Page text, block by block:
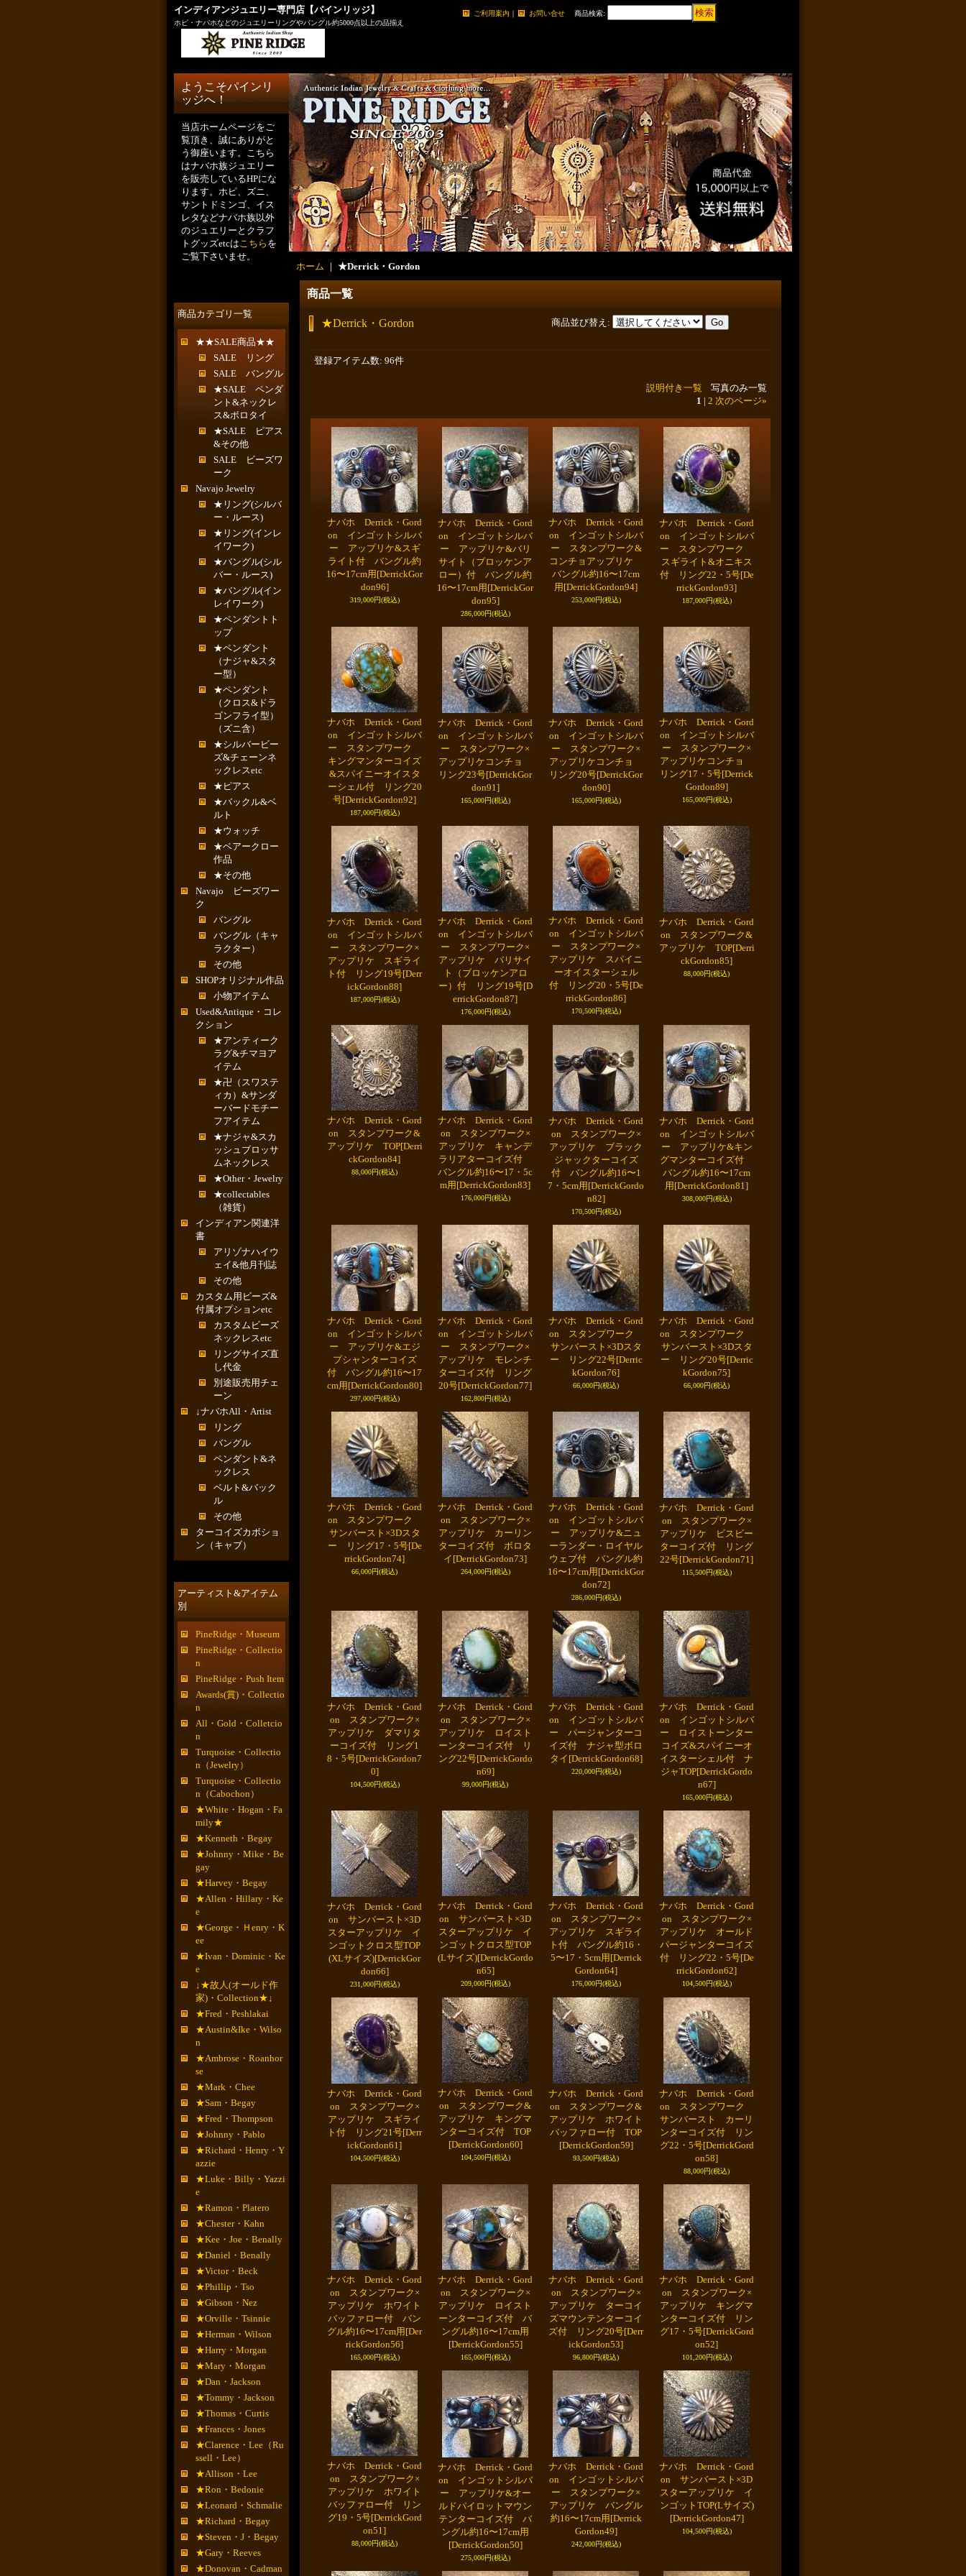
インディアンジュエリー専門店【パインリッジ】
ホピ・ナバホなどのジュエリーリングやバングル約5000点以上の品揃え
ご利用案内 ｜ お問い合せ 商品検索:
ようこそパインリ
ッジへ！
当店ホームページをご
覧頂き、誠にありがと
う御座います。こちら
はナバホ族ジュエリー
を販売しているHPにな
ります。ホピ、ズニ、
サントドミンゴ、イス
レタなどナバホ族以外
のジュエリーとクラフ
トグッズetcはこちら を
ご覧下さいませ。
商品カテゴリ一覧
★★SALE商品★★
SALE リング
SALE バングル
★SALE ペンダ
ント&ネックレ
ス&ボロタイ
★SALE ピアス
&その他
SALE ビーズワ
ーク
Navajo Jewelry
★リング(シルバ
ー・ルース)
★リング(インレ
イワーク)
★バングル(シル
バー・ルース)
★バングル(イン
レイワーク)
★ペンダントト
ップ
★ペンダント
（ナジャ&スタ
ー型）
★ペンダント
（クロス&ドラ
ゴンフライ型）
（ズニ含）
★シルバービー
ズ&チェーンネ
ックレスetc
★ピアス
★バックル&ベ
ルト
★ウォッチ
★ベアークロー
作品
★その他
Navajo ビーズワー
ク
バングル
バングル（キャ
ラクター）
その他
SHOPオリジナル作品
小物アイテム
Used&Antique・コレ
クション
★アンティーク
ラグ&チマヨア
イテム
★卍（スワステ
ィカ）&サンダ
ーバードモチー
フアイテム
★ナジャ&スカ
ッシュブロッサ
ムネックレス
★Other・Jewelry
★collectables
（雑貨）
インディアン関連洋
書
アリゾナハイウ
ェイ&他月刊誌
その他
カスタム用ビーズ&
付属オプションetc
カスタムビーズ
ネックレスetc
リングサイズ直
し代金
別途販売用チェ
ーン
↓ナバホAll・Artist
リング
バングル
ペンダント&ネ
ックレス
ベルト&バック
ル
その他
ターコイズカボショ
ン（キャブ）
アーティスト&アイテム
別
PineRidge・Museum
PineRidge・Collectio
n
PineRidge・Push Item
Awards(賞)・Collectio
n
All・Gold・Colletcio
n
Turquoise・Collectio
n（Jewelry）
Turquoise・Collectio
n（Cabochon）
★White・Hogan・Fa
mily★
★Kenneth・Begay
★Johnny・Mike・Be
gay
★Harvey・Begay
★Allen・Hillary・Ke
e
★George・Ｈenry・K
ee
★Ivan・Dominic・Ke
e
↓★故人(オールド作
家)・Collection★↓
★Fred・Peshlakai
★Austin&Ike・Wilso
n
★Ambrose・Roanhor
se
★Mark・Chee
★Sam・Begay
★Fred・Thompson
★Johnny・Pablo
★Richard・Henry・Y
azzie
★Luke・Billy・Yazzi
e
★Ramon・Platero
★Chester・Kahn
★Kee・Joe・Benally
★Daniel・Benally
★Victor・Beck
★Phillip・Tso
★Gibson・Nez
★Orville・Tsinnie
★Herman・Wilson
★Harry・Morgan
★Mary・Morgan
★Dan・Jackson
★Tommy・Jackson
★Thomas・Curtis
★Frances・Jones
★Clarence・Lee（Ru
ssell・Lee）
★Allison・Lee
★Ron・Bedonie
★Leonard・Schmalie
★Richard・Begay
★Steven・J・Begay
★Gary・Reeves
★Donovan・Cadman
ホーム ｜ ★Derrick・Gordon
商品一覧
★Derrick・Gordon 商品並び替え :
登録アイテム数: 96件
説明付き一覧 写真のみ一覧
1 | 2 次のページ»
ナバホ Derrick・Gord
on インゴットシルバ
ー アップリケ&スギ
ライト付 バングル約
16〜17cm用 [DerrickGor
don96]
319,000円(税込)
ナバホ Derrick・Gord
on インゴットシルバ
ー アップリケ&バリ
サイト（ブロッケンア
ロー）付 バングル約
16〜17cm用 [DerrickGor
don95]
286,000円(税込)
ナバホ Derrick・Gord
on インゴットシルバ
ー スタンプワーク&
コンチョアップリケ
バングル約16〜17cm
用 [DerrickGordon94]
253,000円(税込)
ナバホ Derrick・Gord
on インゴットシルバ
ー スタンプワーク
スギライト&オニキス
付 リング22・5号[De
rrickGordon93]
187,000円(税込)
ナバホ Derrick・Gord
on インゴットシルバ
ー スタンプワーク
キングマンターコイズ
&スパイニーオイスタ
ーシェル付 リング20
号[DerrickGordon92]
187,000円(税込)
ナバホ Derrick・Gord
on インゴットシルバ
ー スタンプワーク×
アップリケコンチョ
リング23号[DerrickGor
don91]
165,000円(税込)
ナバホ Derrick・Gord
on インゴットシルバ
ー スタンプワーク×
アップリケコンチョ
リング20号[DerrickGor
don90]
165,000円(税込)
ナバホ Derrick・Gord
on インゴットシルバ
ー スタンプワーク×
アップリケコンチョ
リング17・5号[Derrick
Gordon89]
165,000円(税込)
ナバホ Derrick・Gord
on インゴットシルバ
ー スタンプワーク×
アップリケ スギライ
ト付 リング19号[Derr
ickGordon88]
187,000円(税込)
ナバホ Derrick・Gord
on インゴットシルバ
ー スタンプワーク×
アップリケ バリサイ
ト（ブロッケンアロ
ー）付 リング19号[D
errickGordon87]
176,000円(税込)
ナバホ Derrick・Gord
on インゴットシルバ
ー スタンプワーク×
アップリケ スパイニ
ーオイスターシェル
付 リング20・5号[De
rrickGordon86]
170,500円(税込)
ナバホ Derrick・Gord
on スタンプワーク&
アップリケ TOP[Derri
ckGordon85]
88,000円(税込)
ナバホ Derrick・Gord
on スタンプワーク&
アップリケ TOP[Derri
ckGordon84]
88,000円(税込)
ナバホ Derrick・Gord
on スタンプワーク×
アップリケ キャンデ
ラリアターコイズ付
バングル約16〜17・5c
m用 [DerrickGordon83]
176,000円(税込)
ナバホ Derrick・Gord
on スタンプワーク×
アップリケ ブラック
ジャックターコイズ
付 バングル約16〜1
7・5cm用 [DerrickGordo
n82]
170,500円(税込)
ナバホ Derrick・Gord
on インゴットシルバ
ー アップリケ&キン
グマンターコイズ付
バングル約16〜17cm
用 [DerrickGordon81]
308,000円(税込)
ナバホ Derrick・Gord
on インゴットシルバ
ー アップリケ&エジ
プシャンターコイズ
付 バングル約16〜17
cm用 [DerrickGordon80]
297,000円(税込)
ナバホ Derrick・Gord
on インゴットシルバ
ー スタンプワーク×
アップリケ モレンチ
ターコイズ付 リング
20号[DerrickGordon77]
162,800円(税込)
ナバホ Derrick・Gord
on スタンプワーク
サンバースト×3Dスタ
ー リング22号[Derric
kGordon76]
66,000円(税込)
ナバホ Derrick・Gord
on スタンプワーク
サンバースト×3Dスタ
ー リング20号[Derric
kGordon75]
66,000円(税込)
ナバホ Derrick・Gord
on スタンプワーク
サンバースト×3Dスタ
ー リング17・5号[De
rrickGordon74]
66,000円(税込)
ナバホ Derrick・Gord
on スタンプワーク×
アップリケ カーリン
ターコイズ付 ボロタ
イ [DerrickGordon73]
264,000円(税込)
ナバホ Derrick・Gord
on インゴットシルバ
ー アップリケ&ニュ
ーランダー・ロイヤル
ウェブ付 バングル約
16〜17cm用 [DerrickGor
don72]
286,000円(税込)
ナバホ Derrick・Gord
on スタンプワーク×
アップリケ ビスビー
ターコイズ付 リング
22号[DerrickGordon71]
115,500円(税込)
ナバホ Derrick・Gord
on スタンプワーク×
アップリケ ダマリタ
ーコイズ付 リング1
8・5号[DerrickGordon7
0]
104,500円(税込)
ナバホ Derrick・Gord
on スタンプワーク×
アップリケ ロイスト
ーンターコイズ付 リ
ング22号[DerrickGordo
n69]
99,000円(税込)
ナバホ Derrick・Gord
on インゴットシルバ
ー パージャンターコ
イズ付 ナジャ型ボロ
タイ [DerrickGordon68]
220,000円(税込)
ナバホ Derrick・Gord
on インゴットシルバ
ー ロイストーンター
コイズ&スパイニーオ
イスターシェル付 ナ
ジャTOP[DerrickGordo
n67]
165,000円(税込)
ナバホ Derrick・Gord
on サンバースト×3D
スターアップリケ イ
ンゴットクロス型TOP
(XLサイズ)[DerrickGor
don66]
231,000円(税込)
ナバホ Derrick・Gord
on サンバースト×3D
スターアップリケ イ
ンゴットクロス型TOP
(Lサイズ)[DerrickGordo
n65]
209,000円(税込)
ナバホ Derrick・Gord
on スタンプワーク×
アップリケ スギライ
ト付 バングル約16・
5〜17・5cm用 [Derrick
Gordon64]
176,000円(税込)
ナバホ Derrick・Gord
on スタンプワーク×
アップリケ オールド
パージャンターコイズ
付 リング22・5号[De
rrickGordon62]
104,500円(税込)
ナバホ Derrick・Gord
on スタンプワーク×
アップリケ スギライ
ト付 リング21号[Derr
ickGordon61]
104,500円(税込)
ナバホ Derrick・Gord
on スタンプワーク&
アップリケ キングマ
ンターコイズ付 TOP
[DerrickGordon60]
104,500円(税込)
ナバホ Derrick・Gord
on スタンプワーク&
アップリケ ホワイト
バッファロー付 TOP
[DerrickGordon59]
93,500円(税込)
ナバホ Derrick・Gord
on スタンプワーク
サンバースト カーリ
ンターコイズ付 リン
グ22・5号[DerrickGord
on58]
88,000円(税込)
ナバホ Derrick・Gord
on スタンプワーク×
アップリケ ホワイト
バッファロー付 バン
グル約16〜17cm用 [Der
rickGordon56]
165,000円(税込)
ナバホ Derrick・Gord
on スタンプワーク×
アップリケ ロイスト
ーンターコイズ付 バ
ングル約16〜17cm用
[DerrickGordon55]
165,000円(税込)
ナバホ Derrick・Gord
on スタンプワーク×
アップリケ ターコイ
ズマウンテンターコイ
ズ付 リング20号[Derr
ickGordon53]
96,800円(税込)
ナバホ Derrick・Gord
on スタンプワーク×
アップリケ キングマ
ンターコイズ付 リン
グ17・5号[DerrickGord
on52]
101,200円(税込)
ナバホ Derrick・Gord
on スタンプワーク×
アップリケ ホワイト
バッファロー付 リン
グ19・5号[DerrickGord
on51]
88,000円(税込)
ナバホ Derrick・Gord
on インゴットシルバ
ー アップリケ&オー
ルドパイロットマウン
テンターコイズ付 バ
ングル約16〜17cm用
[DerrickGordon50]
275,000円(税込)
ナバホ Derrick・Gord
on インゴットシルバ
ー スタンプワーク×
アップリケ バングル
約16〜17cm用 [Derrick
Gordon49]
242,000円(税込)
ナバホ Derrick・Gord
on サンバースト×3D
スターアップリケ イ
ンゴットTOP(Lサイズ)
[DerrickGordon47]
104,500円(税込)